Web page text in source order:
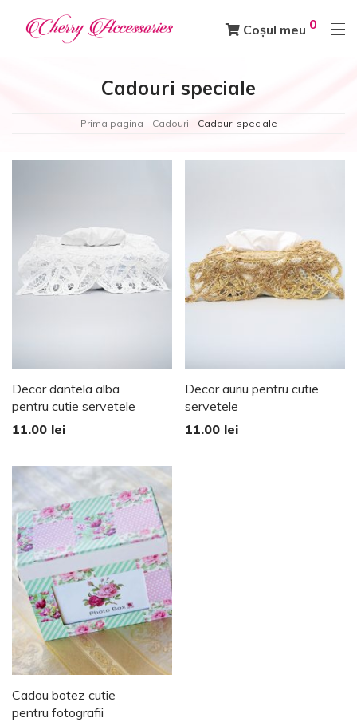
Coșul meu 0
Cadouri speciale
Prima pagina - Cadouri - Cadouri speciale
Decor dantela alba
pentru cutie servetele
11.00 lei
Decor auriu pentru cutie
servetele
11.00 lei
Cadou botez cutie
pentru fotografii